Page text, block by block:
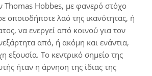
Thomas Hobbes, με φανερό στόχο
οποιοδήποτε λαό της ικανότητας, ή
να ενεργεί από κοινού για τον
από, ή ακόμη και ενάντια,
εξουσία. Το κεντρικό σημείο της
ήταν η άρνηση της ίδιας της